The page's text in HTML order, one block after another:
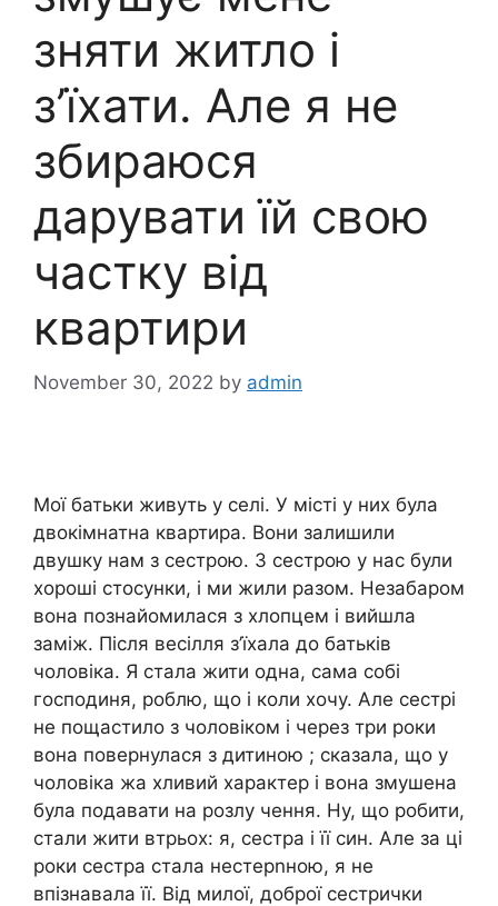
зняти житло і
з’їхати. Але я не
збираюся
дарувати їй свою
частку від
квартири
November 30, 2022 by admin
Мої батьки живуть у селі. У місті у них була
двокімнатна квартира. Вони залишили
двушку нам з сестрою. З сестрою у нас були
хороші стосунки, і ми жили разом. Незабаром
вона познайомилася з хлопцем і вийшла
заміж. Після весілля з’їхала до батьків
чоловіка. Я стала жити одна, сама собі
господиня, роблю, що і коли хочу. Але сестрі
не пощастило з чоловіком і через три роки
вона повернулася з дитиною ; сказала, що у
чоловіка жа хливий характер і вона змушена
була подавати на розлу чення. Ну, що робити,
стали жити втрьох: я, сестра і її син. Але за ці
роки сестра стала нестерnною, я не
впізнавала її. Від милої, доброї сестрички